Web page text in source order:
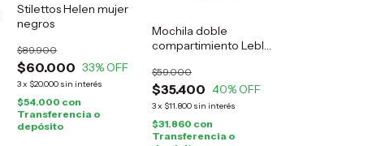
Stilettos Helen mujer
negros
$60.000
$89.900
33% OFF
3x $20.000 sin interés
$54.000 con
Transferencia o
depósito
Mochila doble
compartimiento Leblu
$35.400
$59.000
40% OFF
3x $11.800 sin interés
$31.860 con
Transferencia o